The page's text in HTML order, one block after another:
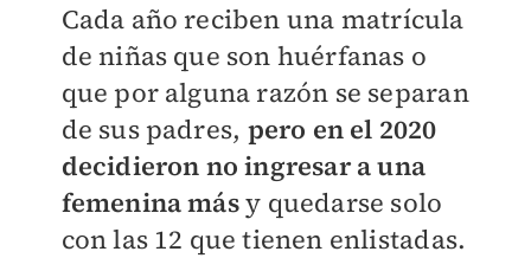
Cada año reciben una matrícula
de niñas que son huérfanas o
que por alguna razón se separan
de sus padres, pero en el 2020
decidieron no ingresar a una
femenina másy quedarse solo
con las 12 que tienen enlistadas.